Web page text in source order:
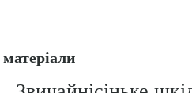
матеріали